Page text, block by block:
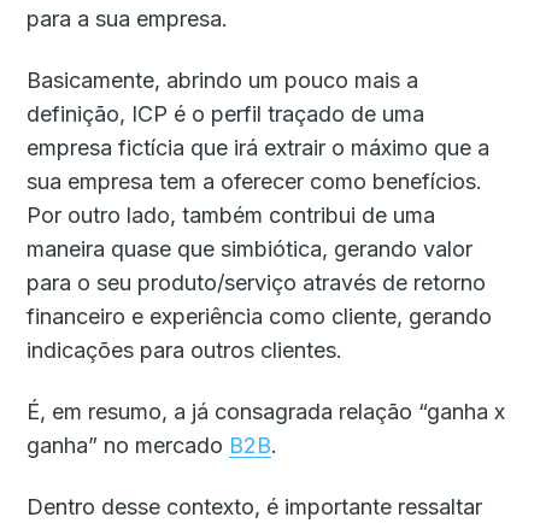
para a sua empresa.
Basicamente, abrindo um pouco mais a
definição, ICP é o perfil traçado de uma
empresa fictícia que irá extrair o máximo que a
sua empresa tem a oferecer como benefícios.
Por outro lado, também contribui de uma
maneira quase que simbiótica, gerando valor
para o seu produto/serviço através de retorno
financeiro e experiência como cliente, gerando
indicações para outros clientes.
É, em resumo, a já consagrada relação “ganha x
ganha” no mercado B2B.
Dentro desse contexto, é importante ressaltar